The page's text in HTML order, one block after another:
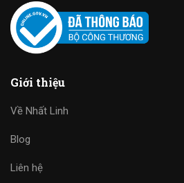
Giới thiệu
Về Nhất Linh
Blog
Liên hệ